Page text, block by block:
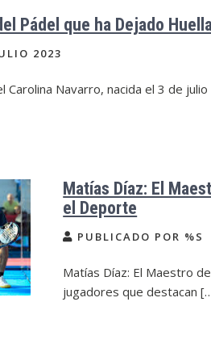
Pádel que ha Dejado
2023
Carolina Navarro, nacida el 3 de
Matías Díaz: El
el Deporte
PUBLICADO POR %S
Matías Díaz: El Maestro
jugadores que destacan